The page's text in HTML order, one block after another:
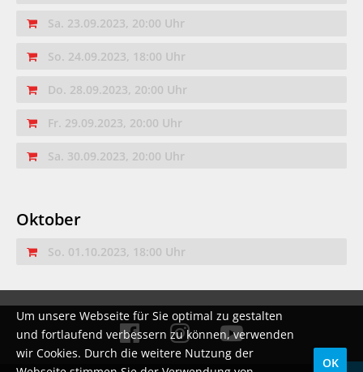
Sa. 23.09.2023, 20:00 Uhr
So. 24.09.2023, 18:00 Uhr
Do. 28.09.2023, 20:00 Uhr
Fr. 29.09.2023, 20:00 Uhr
Sa. 30.09.2023, 20:00 Uhr
Oktober
So. 01.10.2023, 18:00 Uhr
Um unsere Webseite für Sie optimal zu gestalten
und fortlaufend verbessern zu können, verwenden
wir Cookies. Durch die weitere Nutzung der
OK